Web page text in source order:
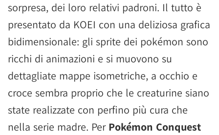
sorpresa, dei loro relativi padroni. Il tutto è
presentato da KOEI con una deliziosa grafica
bidimensionale: gli sprite dei pokémon sono
ricchi di animazioni e si muovono su
dettagliate mappe isometriche, a occhio e
croce sembra proprio che le creaturine siano
state realizzate con perfino più cura che
nella serie madre. Per Pokémon Conquest